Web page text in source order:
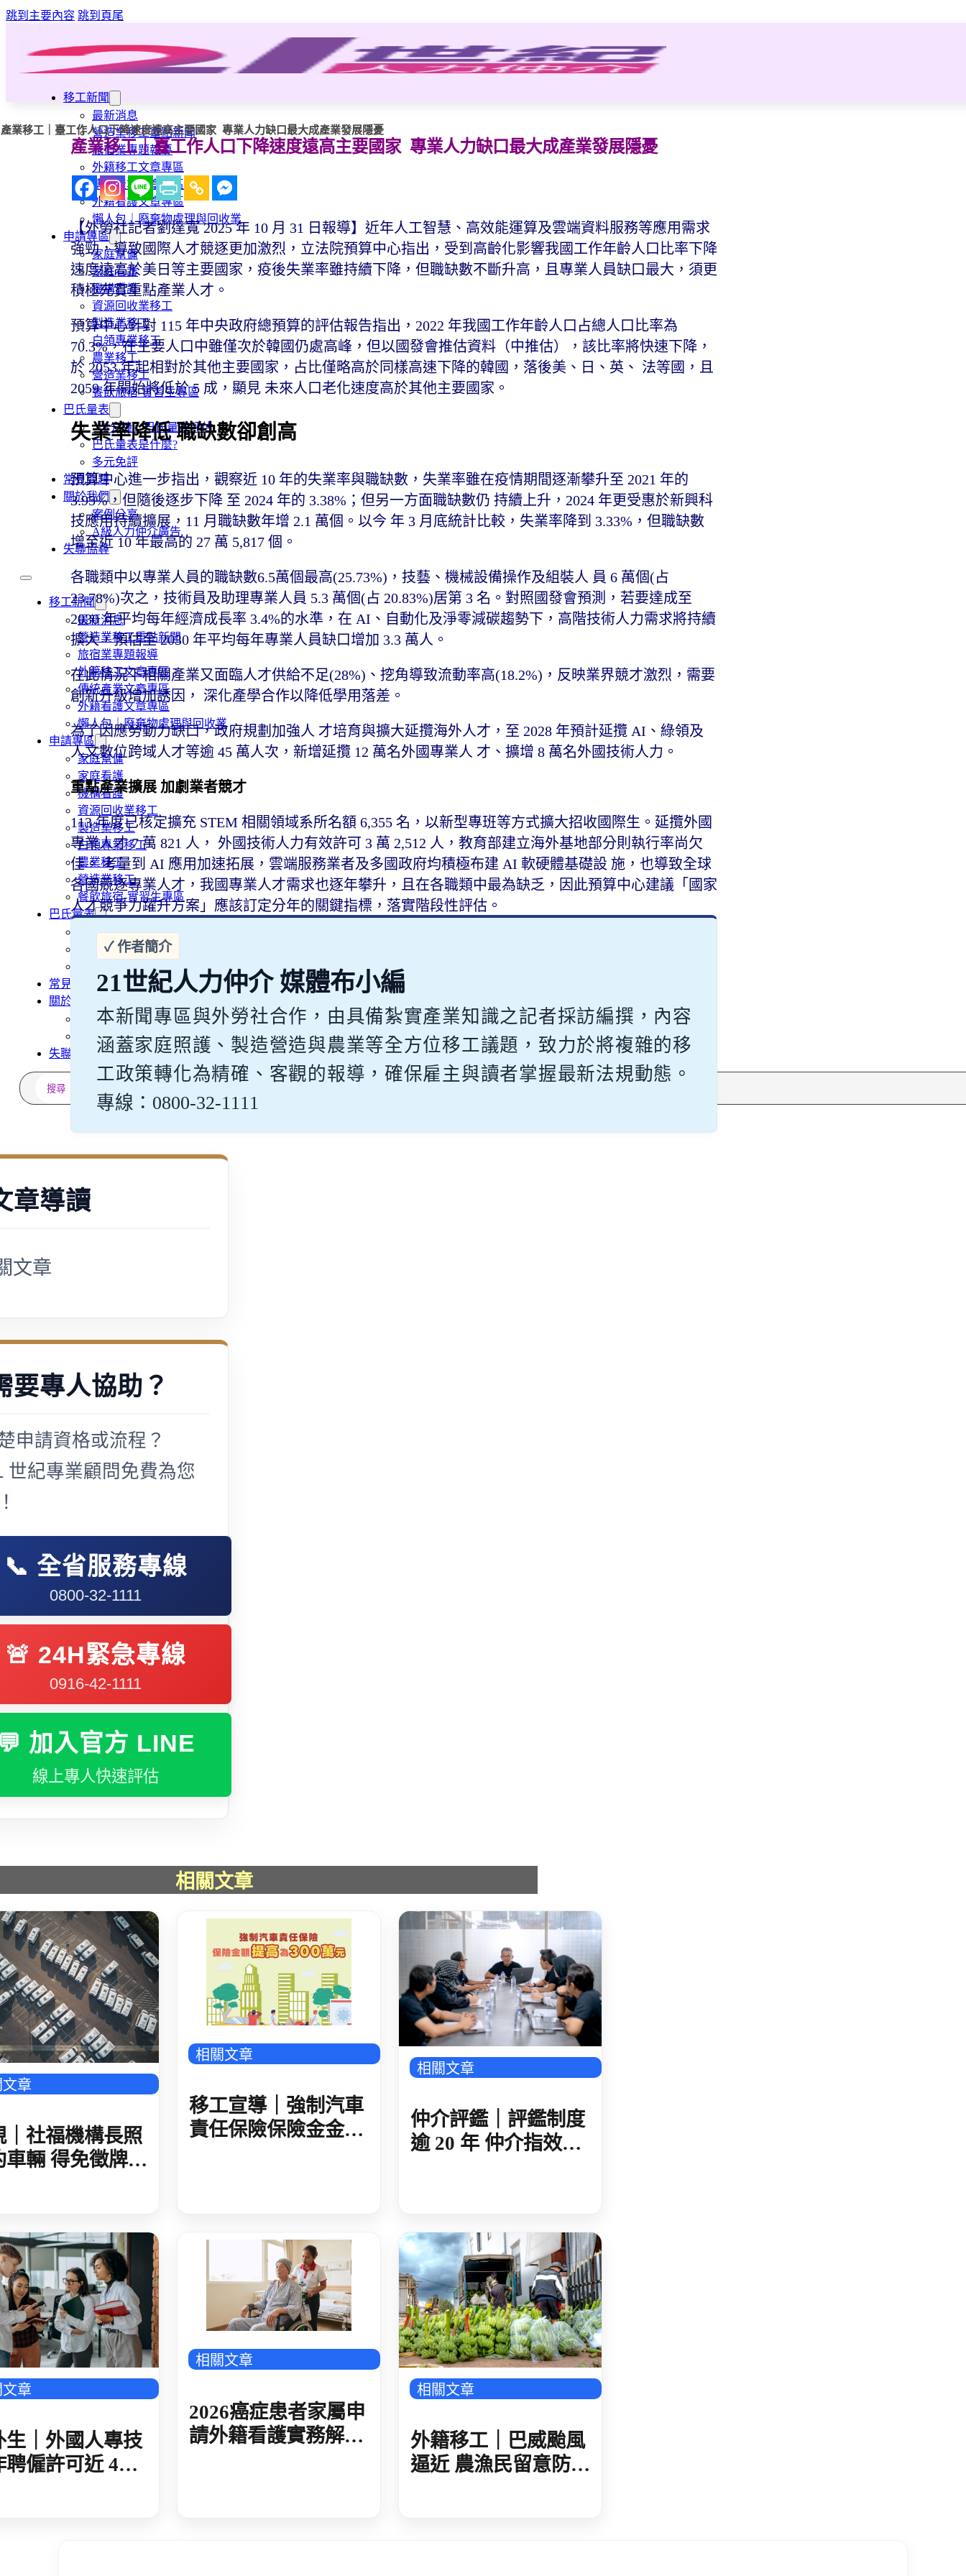
跳到主要內容 跳到頁尾
移工新聞
最新消息
營造業移工重點新聞
旅宿業專題報導
外籍移工文章專區
傳統產業文章專區
外籍看護文章專區
懶人包｜廢棄物處理與回收業
申請專區
家庭幫傭
家庭看護
機構看護
資源回收業移工
製造業移工
白領專業移工
農業移工
營造業移工
餐飲旅宿-實習生專區
巴氏量表
「3分鐘」巴氏量表評估
巴氏量表是什麼?
多元免評
常見問題
關於我們
案例分享
A級人力仲介廣告
失聯協尋
移工新聞
最新消息
營造業移工重點新聞
旅宿業專題報導
外籍移工文章專區
傳統產業文章專區
外籍看護文章專區
懶人包｜廢棄物處理與回收業
申請專區
家庭幫傭
家庭看護
機構看護
資源回收業移工
製造業移工
白領專業移工
農業移工
營造業移工
餐飲旅宿-實習生專區
巴氏量表
「3分鐘」巴氏量表評估
巴氏量表是什麼?
常見問題
關於我們
案例分享
A級人力仲介廣告
失聯協尋
產業移工｜臺工作人口下降速度遠高主要國家 專業人力缺口最大成產業發展隱憂
產業移工｜臺工作人口下降速度遠高主要國家 專業人力缺口最大成產業發展隱憂
【外勞社記者劉達寬 2025 年 10 月 31 日報導】近年人工智慧、高效能運算及雲端資料服務等應用需求
強勁，導致國際人才競逐更加激烈，立法院預算中心指出，受到高齡化影響我國工作年齡人口比率下降
速度遠高於美日等主要國家，疫後失業率雖持續下降，但職缺數不斷升高，且專業人員缺口最大，須更
積極充實重點產業人才。
預算中心針對 115 年中央政府總預算的評估報告指出，2022 年我國工作年齡人口占總人口比率為
70.3%，在主要人口中雖僅次於韓國仍處高峰，但以國發會推估資料（中推估），該比率將快速下降，
於 2053 年起相對於其他主要國家，占比僅略高於同樣高速下降的韓國，落後美、日、英、 法等國，且
2059 年開始將低於 5 成，顯見 未來人口老化速度高於其他主要國家。
失業率降低 職缺數卻創高
預算中心進一步指出，觀察近 10 年的失業率與職缺數，失業率雖在疫情期間逐漸攀升至 2021 年的
3.95%，但隨後逐步下降 至 2024 年的 3.38%；但另一方面職缺數仍 持續上升，2024 年更受惠於新興科
技應用持續擴展，11 月職缺數年增 2.1 萬個。以今 年 3 月底統計比較，失業率降到 3.33%，但職缺數
增至近 10 年最高的 27 萬 5,817 個。
各職類中以專業人員的職缺數6.5萬個最高(25.73%)，技藝、機械設備操作及組裝人 員 6 萬個(占
23.78%)次之，技術員及助理專業人員 5.3 萬個(占 20.83%)居第 3 名。對照國發會預測，若要達成至
2030 年平均每年經濟成長率 3.4%的水準，在 AI、自動化及淨零減碳趨勢下，高階技術人力需求將持續
擴大，預估至 2030 年平均每年專業人員缺口增加 3.3 萬人。
在此情況下相關產業又面臨人才供給不足(28%)、挖角導致流動率高(18.2%)，反映業界競才激烈，需要
創新升級增加誘因， 深化產學合作以降低學用落差。
為了因應勞動力缺口，政府規劃加強人 才培育與擴大延攬海外人才，至 2028 年預計延攬 AI、綠領及
人文數位跨域人才等逾 45 萬人次，新增延攬 12 萬名外國專業人 才、擴增 8 萬名外國技術人力。
重點產業擴展 加劇業者競才
113 年度已核定擴充 STEM 相關領域系所名額 6,355 名，以新型專班等方式擴大招收國際生。延攬外國
專業人才 7 萬 821 人， 外國技術人力有效許可 3 萬 2,512 人，教育部建立海外基地部分則執行率尚欠
佳。 考量到 AI 應用加速拓展，雲端服務業者及多國政府均積極布建 AI 軟硬體基礎設 施，也導致全球
各國競逐專業人才，我國專業人才需求也逐年攀升，且在各職類中最為缺乏，因此預算中心建議「國家
人才競爭力躍升方案」應該訂定分年的關鍵指標，落實階段性評估。
21世紀人力仲介 媒體布小編
本新聞專區與外勞社合作，由具備紮實產業知識之記者採訪編撰，內容
涵蓋家庭照護、製造營造與農業等全方位移工議題，致力於將複雜的移
工政策轉化為精確、客觀的報導，確保雇主與讀者掌握最新法規動態。
專線：0800-32-1111
章導讀
文章
要專人協助？
申請資格或流程？
世紀專業顧問免費為您
📞 全省服務專線
0800-32-1111
🚨 24H緊急專線
0916-42-1111
加入官方 LINE
線上專人快速評估
相關文章
章
｜社福機構長照
車輛 得免徵牌照
相關文章
移工宣導｜強制汽車
責任保險保險金金額
相關文章
仲介評鑑｜評鑑制度
逾 20 年 仲介指效益
章
生｜外國人專技
聘僱許可近 4
相關文章
2026癌症患者家屬申
請外籍看護實務解
相關文章
外籍移工｜巴威颱風
逼近 農漁民留意防災